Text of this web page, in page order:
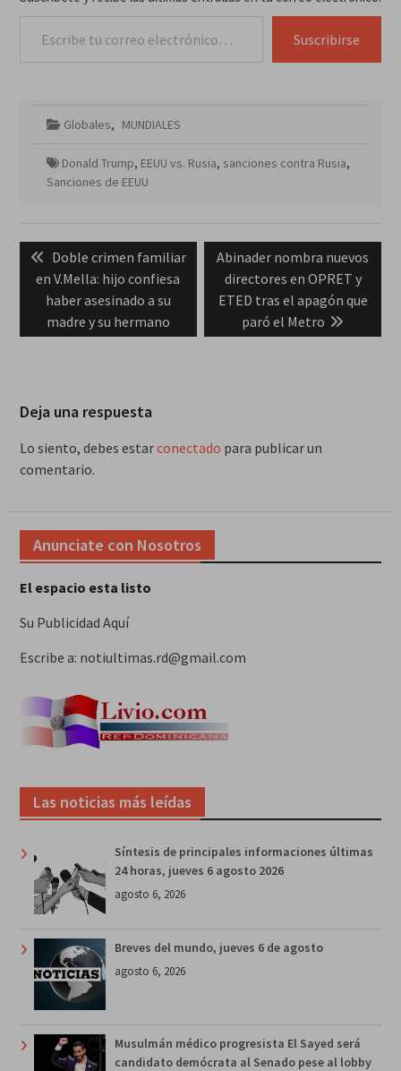
Suscribirse
Globales, MUNDIALES
Donald Trump, EEUU vs. Rusia, sanciones contra Rusia,
Sanciones de EEUU
de
entradas
Previous
post:
Doble crimen familiar
en V.Mella: hijo confiesa
haber asesinado a su
madre y su hermano
Next
post:
Abinader nombra nuevos
directores en OPRET y
ETED tras el apagón que
paró el Metro
Deja una respuesta
Lo siento, debes estarconectado para publicar un
comentario.
Anunciate con Nosotros
El espacio esta listo
Su Publicidad Aquí
Escribe a: notiultimas.rd@gmail.com
Las noticias más leídas
Síntesis de principales informaciones últimas
24 horas, jueves 6 agosto 2026
agosto 6, 2026
Breves del mundo, jueves 6 de agosto
agosto 6, 2026
Musulmán médico progresista El Sayed será
candidato demócrata al Senado pese al lobby